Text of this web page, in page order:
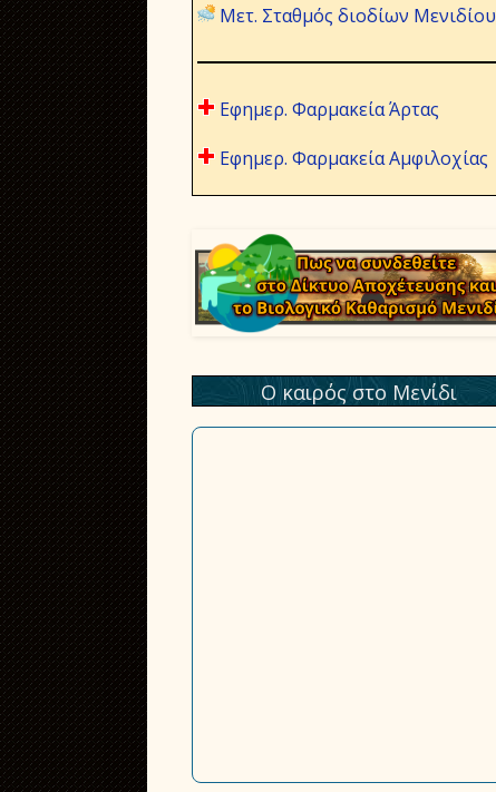
Μετ. Σταθμός διοδίων Μενιδίου
Εφημερ. Φαρμακεία Άρτας
Εφημερ. Φαρμακεία Αμφιλοχίας
Ο καιρός στο Μενίδι